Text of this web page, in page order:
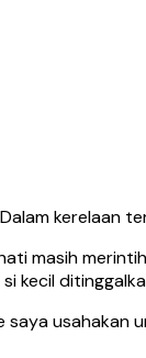
kerelaan
masih
kecil
saya